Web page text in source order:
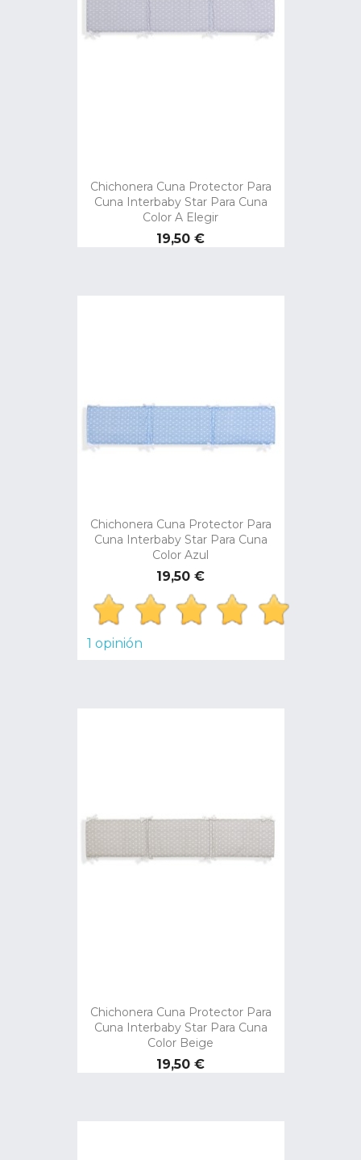
Chichonera Cuna Protector Para
Cuna Interbaby Star Para Cuna
Color A Elegir
Precio
19,50 €
Chichonera Cuna Protector Para
Cuna Interbaby Star Para Cuna
Color Azul
Precio
19,50 €
1 opinión
Chichonera Cuna Protector Para
Cuna Interbaby Star Para Cuna
Color Beige
Precio
19,50 €